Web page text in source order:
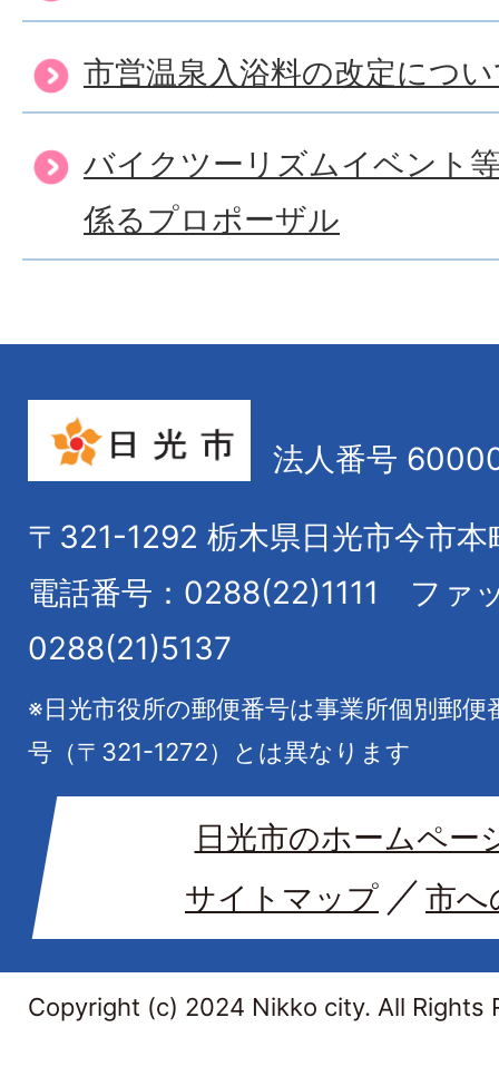
市営温泉入浴料の改定につ
バイクツーリズムイベント
係るプロポーザル
法人番号
〒321-1292 栃木県日光市今市本
電話番号：0288(22)1111
ファ
0288(21)5137
※日光市役所の郵便番号は事業所個別郵
号（〒321-1272）とは異なります
日光市のホームペー
サイトマップ
市へ
Copyright (c) 2024 Nikko city. All Rights